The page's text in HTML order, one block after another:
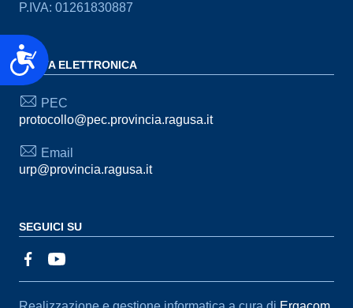
Accessibilità
P.IVA: 01261830887
POSTA ELETTRONICA
PEC
protocollo@pec.provincia.ragusa.it
Email
urp@provincia.ragusa.it
SEGUICI SU